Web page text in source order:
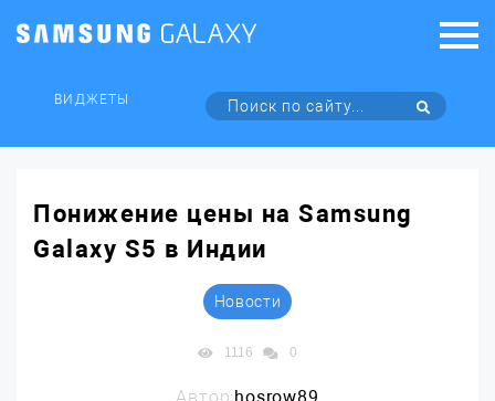
ВИДЖЕТЫ
Понижение цены на Samsung
Galaxy S5 в Индии
Новости
1116 0